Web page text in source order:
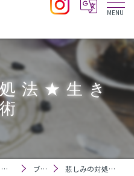
法★生き
埼玉で占いならPure Rose 宮ありさのTarot＆Powerstone ブログ 悲しみの対処法★生きる術